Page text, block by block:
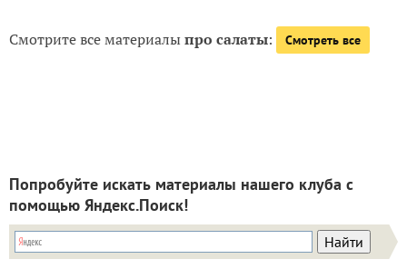
Смотрите все материалыпро салаты: Смотреть все
Попробуйте искать материалы нашего клуба с
помощью Яндекс.Поиск!